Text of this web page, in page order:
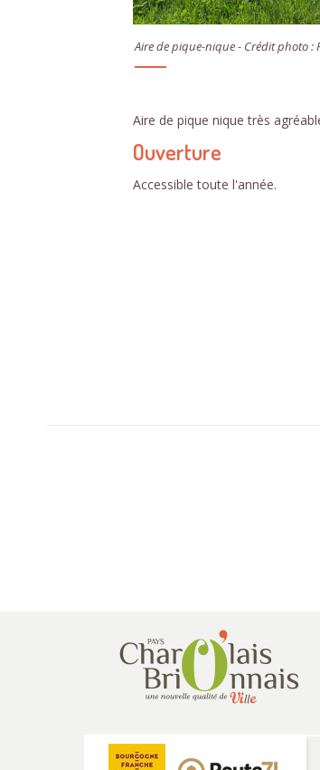
Aire de pique-nique - Crédit photo :
Aire de pique nique très
Ouverture
Accessible toute l'année.